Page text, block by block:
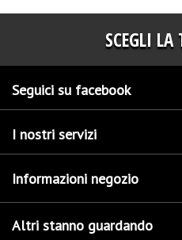
SCEGLI
Seguici su facebook
I nostri servizi
Informazioni negozio
Altri stanno guardando